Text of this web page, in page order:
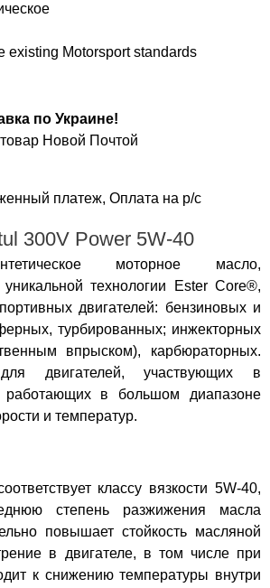
existing Motorsport standards
по Украине!
Новой Почтой
платеж, Оплата на р/с
300V Power 5W-40
моторное масло,
уникальной технологии Ester Core®,
двигателей: бензиновых и
турбированных; инжекторных
впрыском), карбюраторных.
двигателей, участвующих в
работающих в большом диапазоне
и температур.
классу вязкости 5W-40,
степень разжижения масла
повышает стойкость масляной
в двигателе, в том числе при
к снижению температуры внутри